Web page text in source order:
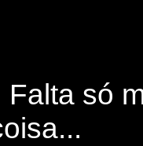
Falta só